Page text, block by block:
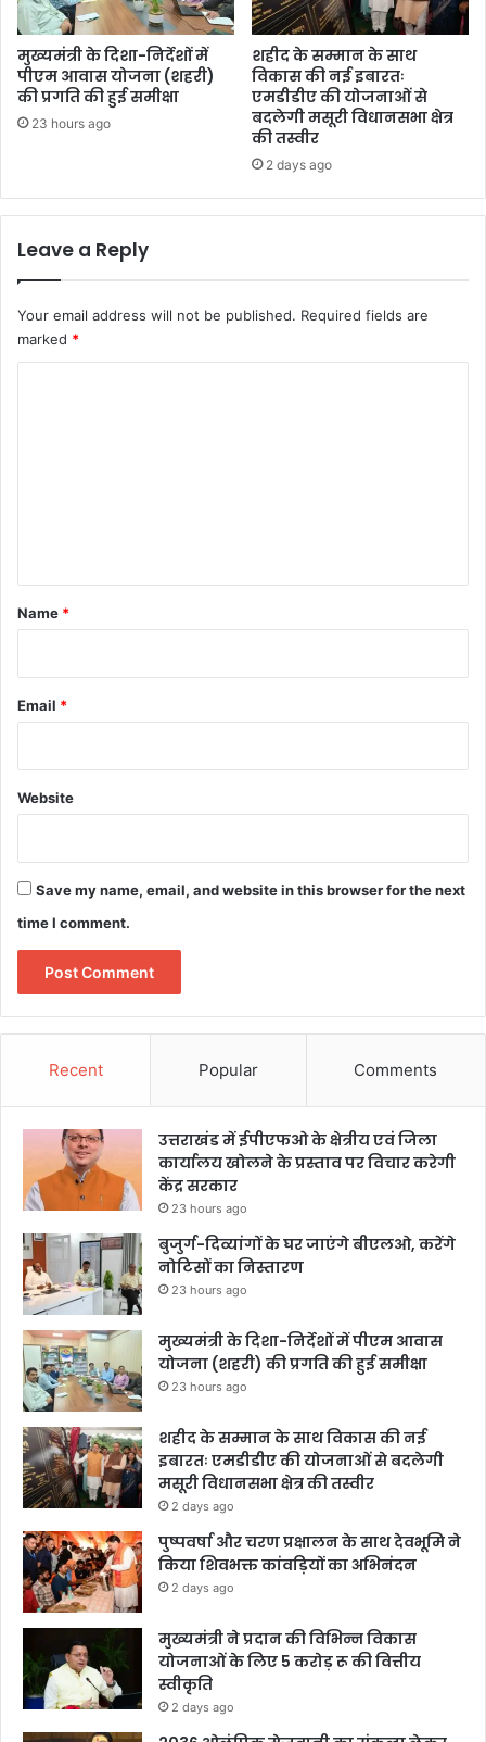
मुख्यमंत्री के दिशा-निर्देशों में
पीएम आवास योजना (शहरी)
की प्रगति की हुई समीक्षा
23 hours ago
शहीद के सम्मान के साथ
विकास की नई इबारतः
एमडीडीए की योजनाओं से
बदलेगी मसूरी विधानसभा क्षेत्र
की तस्वीर
2 days ago
Leave a Reply
Your email address will not be published. Required fields are
marked *
*
Name *
Email *
Website
Save my name, email, and website in this browser for the next
time I comment.
Recent Popular Comments
उत्तराखंड में ईपीएफओ के क्षेत्रीय एवं जिला
कार्यालय खोलने के प्रस्ताव पर विचार करेगी
केंद्र सरकार
23 hours ago
बुजुर्ग-दिव्यांगों के घर जाएंगे बीएलओ, करेंगे
नोटिसों का निस्तारण
23 hours ago
मुख्यमंत्री के दिशा-निर्देशों में पीएम आवास
योजना (शहरी) की प्रगति की हुई समीक्षा
23 hours ago
शहीद के सम्मान के साथ विकास की नई
इबारतः एमडीडीए की योजनाओं से बदलेगी
मसूरी विधानसभा क्षेत्र की तस्वीर
2 days ago
पुष्पवर्षा और चरण प्रक्षालन के साथ देवभूमि ने
किया शिवभक्त कांवड़ियों का अभिनंदन
2 days ago
मुख्यमंत्री ने प्रदान की विभिन्न विकास
योजनाओं के लिए 5 करोड़ रू की वित्तीय
स्वीकृति
2 days ago